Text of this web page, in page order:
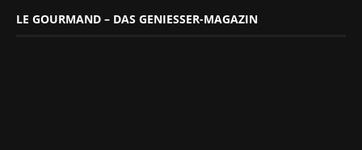
LE GOURMAND – DAS GENIESSER-MAGAZIN